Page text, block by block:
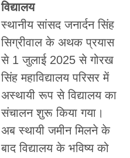
विद्यालय
स्थानीय सांसद जनार्दन सिंह
सिग्रीवाल के अथक प्रयास
से 1 जुलाई 2025 से गोरख
सिंह महाविद्यालय परिसर में
अस्थायी रूप से विद्यालय का
संचालन शुरू किया गया।
अब स्थायी जमीन मिलने के
बाद विद्यालय के भविष्य को